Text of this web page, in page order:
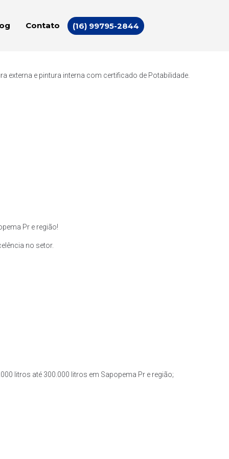
Contato (16) 99795-2844
e pintura interna com certificado de Potabilidade.
Pr e região!
no setor.
litros até 300.000 litros em Sapopema Pr e região;